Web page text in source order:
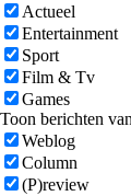
Actueel
Entertainment
Sport
Film & Tv
Games
Toon berichten
Weblog
Column
(P)review